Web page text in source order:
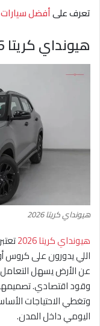
تعرف علىأفضل
هيونداي كريتا 2026
هيونداي كريتا 2026
هيونداي كريتا 2026
اللي يدورون على كروس
عن الأرض يسهل
وقود اقتصادي.
وتغطي الاحتياجات
اليومي داخل المدن.